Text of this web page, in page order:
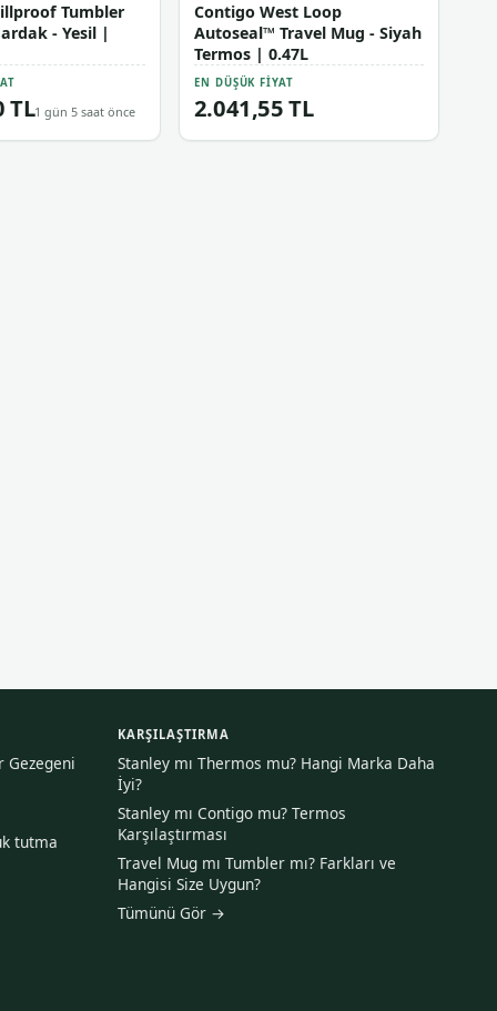
Tumbler
- Yesil |
TL1 gün 5 saat önce
Contigo West Loop
Autoseal™ Travel Mug - Siyah
Termos | 0.47L
EN DÜŞÜK FIYAT
2.041,55 TL
Gezegeni
tutma
KARŞILAŞTIRMA
Stanley mı Thermos mu? Hangi Marka Daha
İyi?
Stanley mı Contigo mu? Termos
Karşılaştırması
Travel Mug mı Tumbler mı? Farkları ve
Hangisi Size Uygun?
Tümünü Gör →